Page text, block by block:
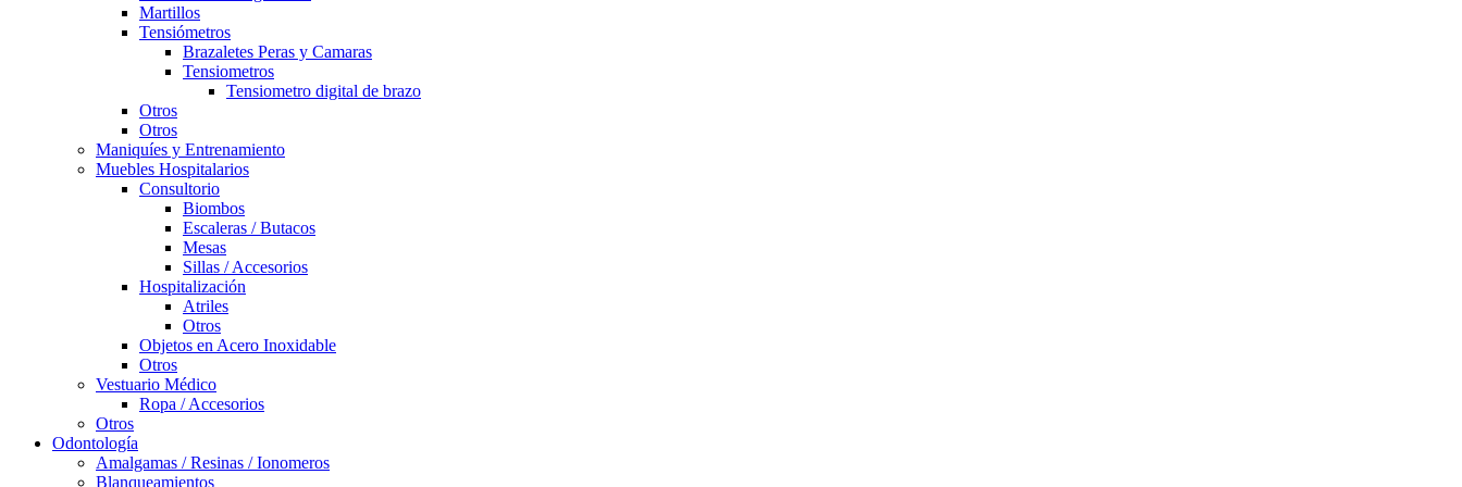
Martillos
Tensiómetros
Brazaletes Peras y Camaras
Tensiometros
Tensiometro digital de brazo
Otros
Otros
Maniquíes y Entrenamiento
Muebles Hospitalarios
Consultorio
Biombos
Escaleras / Butacos
Mesas
Sillas / Accesorios
Hospitalización
Atriles
Otros
Objetos en Acero Inoxidable
Otros
Vestuario Médico
Ropa / Accesorios
Otros
Odontología
Amalgamas / Resinas / Ionomeros
Blanqueamientos